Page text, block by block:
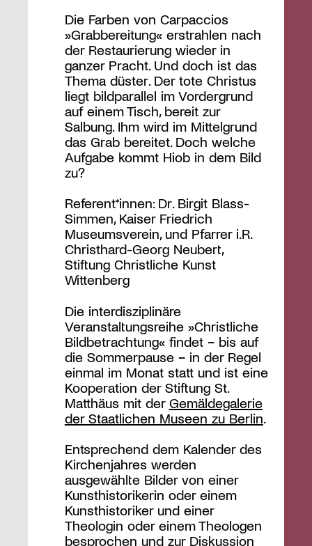
Die Farben von Carpaccios
»Grabbereitung« erstrahlen nach
der Restaurierung wieder in
ganzer Pracht. Und doch ist das
Thema düster. Der tote Christus
liegt bildparallel im Vordergrund
auf einem Tisch, bereit zur
Salbung. Ihm wird im Mittelgrund
das Grab bereitet. Doch welche
Aufgabe kommt Hiob in dem Bild
zu?
Referent*innen: Dr. Birgit Blass-
Simmen, Kaiser Friedrich
Museumsverein, und Pfarrer i.R.
Christhard-Georg Neubert,
Stiftung Christliche Kunst
Wittenberg
Die interdisziplinäre
Veranstaltungsreihe »Christliche
Bildbetrachtung« findet − bis auf
die Sommerpause − in der Regel
einmal im Monat statt und ist eine
Kooperation der Stiftung St.
Matthäus mit der Gemäldegalerie
der Staatlichen Museen zu Berlin.
Entsprechend dem Kalender des
Kirchenjahres werden
ausgewählte Bilder von einer
Kunsthistorikerin oder einem
Kunsthistoriker und einer
Theologin oder einem Theologen
besprochen und zur Diskussion